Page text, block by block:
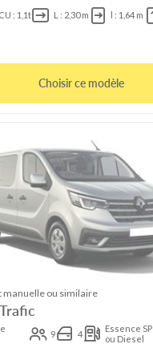
CU : 1,1t L : 2,30 m l : 1,64 m
Choisir ce modèle
manuelle ou similaire
9 4
Essence SP
ou Diesel